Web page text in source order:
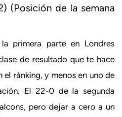
(Posición de la semana
primera parte en Londres
de resultado que te hace
ránking, y menos en uno de
El 22-0 de la segunda
pero dejar a cero a un